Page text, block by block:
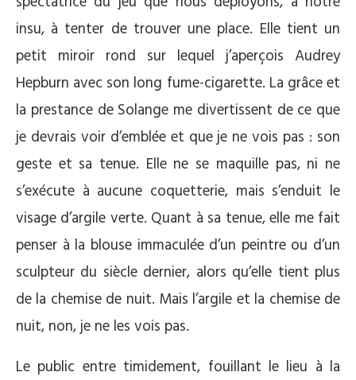
insu, à tenter de trouver une place. Elle tient un
petit miroir rond sur lequel j’aperçois Audrey
Hepburn avec son long fume-cigarette. La grâce et
la prestance de Solange me divertissent de ce que
je devrais voir d’emblée et que je ne vois pas : son
geste et sa tenue. Elle ne se maquille pas, ni ne
s’exécute à aucune coquetterie, mais s’enduit le
visage d’argile verte. Quant à sa tenue, elle me fait
penser à la blouse immaculée d’un peintre ou d’un
sculpteur du siècle dernier, alors qu’elle tient plus
de la chemise de nuit. Mais l’argile et la chemise de
nuit, non, je ne les vois pas.
Le public entre timidement, fouillant le lieu à la